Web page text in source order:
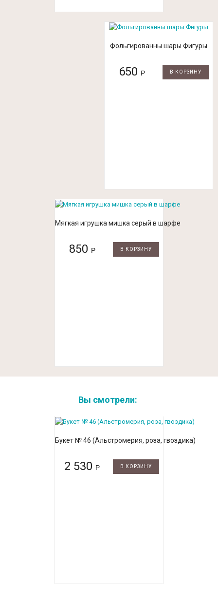
Фольгированны шары Фигуры
650 Р В КОРЗИНУ
Мягкая игрушка мишка серый в шарфе
850 Р В КОРЗИНУ
Вы смотрели:
Букет № 46 (Альстромерия, роза, гвоздика)
2 530 Р В КОРЗИНУ